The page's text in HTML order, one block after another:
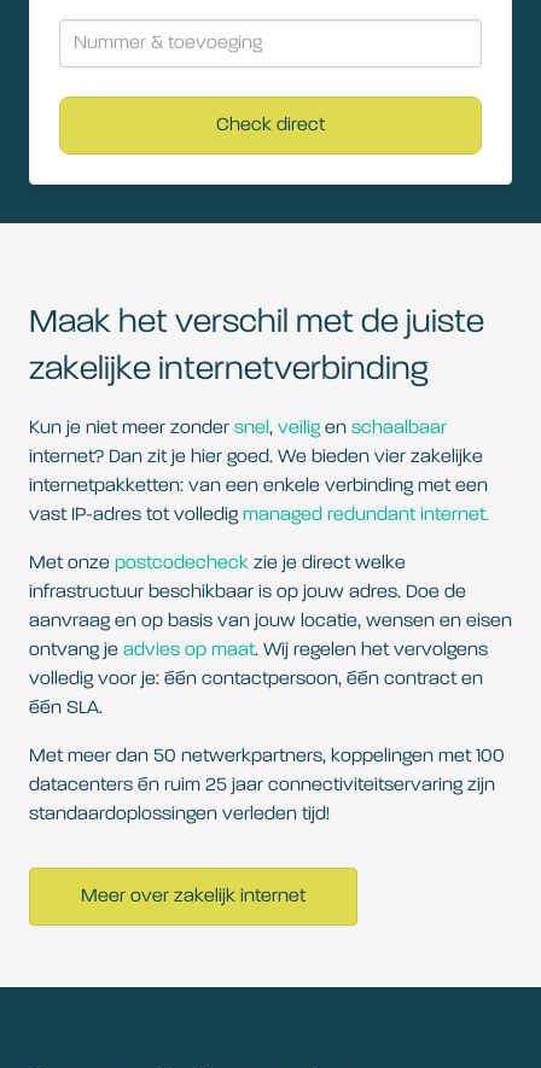
Check direct
Maak het verschil met de juiste
zakelijke internetverbinding
Kun je niet meer zonder snel, veilig en schaalbaar
internet? Dan zit je hier goed. We bieden vier zakelijke
internetpakketten: van een enkele verbinding met een
vast IP-adres tot volledig managed redundant internet.
Met onze postcodecheck zie je direct welke
infrastructuur beschikbaar is op jouw adres. Doe de
aanvraag en op basis van jouw locatie, wensen en eisen
ontvang je advies op maat. Wij regelen het vervolgens
volledig voor je: één contactpersoon, één contract en
één SLA.
Met meer dan 50 netwerkpartners, koppelingen met 100
datacenters én ruim 25 jaar connectiviteitservaring zijn
standaardoplossingen verleden tijd!
Meer over zakelijk internet